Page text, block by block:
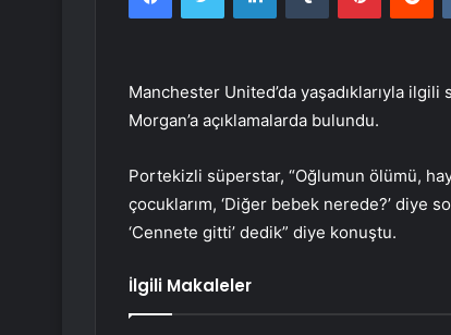
Manchester United’da yaşadıklarıyla
Morgan’a açıklamalarda bulundu.
Portekizli süperstar, “Oğlumun ölümü,
çocuklarım, ‘Diğer bebek nerede?’ diye
‘Cennete gitti’ dedik” diye konuştu.
İlgili Makaleler